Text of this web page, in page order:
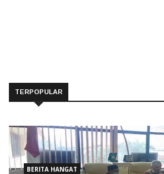
TERPOPULAR
BERITA HANGAT